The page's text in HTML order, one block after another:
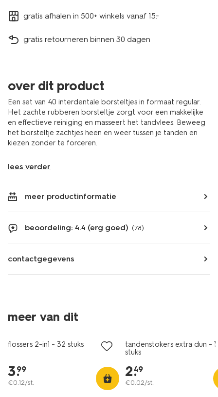
gratis afhalen in 500+ winkels vanaf 15.-
gratis retourneren binnen 30 dagen
over dit product
Een set van 40 interdentale borsteltjes in formaat regular.
Het zachte rubberen borsteltje zorgt voor een makkelijke
en effectieve reiniging en masseert het tandvlees. Beweeg
het borsteltje zachtjes heen en weer tussen je tanden en
kiezen zonder te forceren.
lees verder
meer productinformatie
beoordeling: 4.4 (erg goed) (78)
contactgegevens
meer van dit
vegan
flossers 2-in1 - 32 stuks
3.
99
€0.12/st.
tandenstokers extra dun -
stuks
2.
49
€0.02/st.